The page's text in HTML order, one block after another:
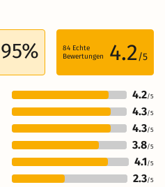
95% 84 Echte
Bewertungen
4.2 /5
4.2/5
4.3/5
4.3/5
3.8/5
4.1/5
2.3/5